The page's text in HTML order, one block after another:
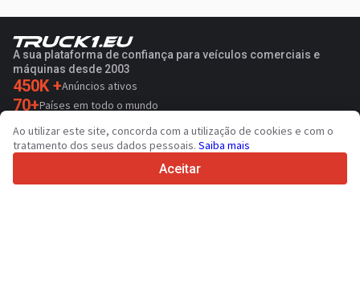
A sua plataforma de confiança para veículos comerciais e
máquinas desde 2003
450K +Anúncios ativos
70+Países em todo o mundo
36 Idiomas suportados
4.7/5
Ao utilizar este site, concorda com a utilização de cookies e com o
tratamento dos seus dados pessoais. Saiba mais
Aceitar